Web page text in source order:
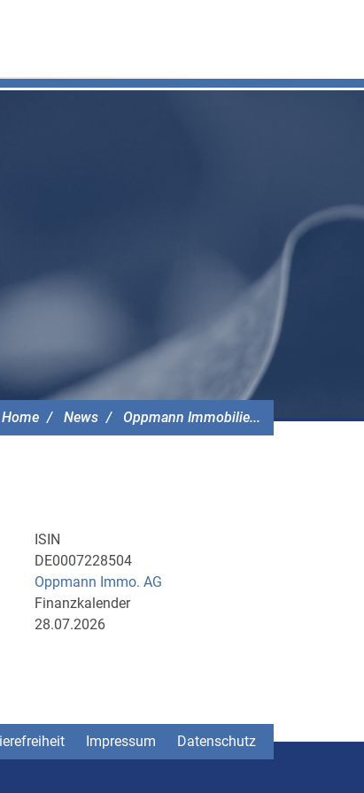
Home News Oppmann Immobilie...
ISIN
DE0007228504
Oppmann Immo. AG
Finanzkalender
28.07.2026
Impressum Datenschutz